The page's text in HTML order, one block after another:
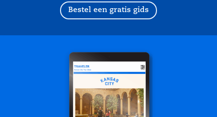
Bestel een gratis gids